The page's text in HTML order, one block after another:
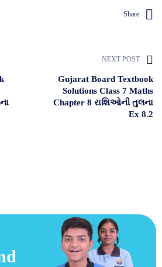
Share
NEXT POST
Gujarat Board Textbook
Solutions Class 7 Maths
Chapter 8 રાશિઓની તુલના
Ex 8.2